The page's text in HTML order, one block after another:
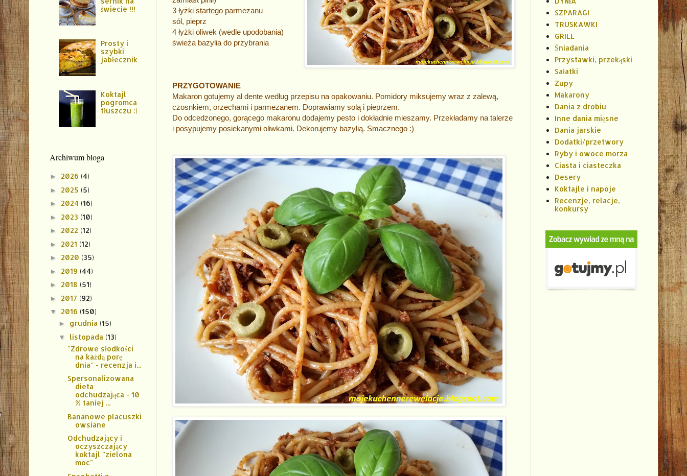
3 łyżki startego parmezanu
sól, pieprz
4 łyżki oliwek (wedle upodobania)
świeża bazylia do przybrania
PRZYGOTOWANIE
Makaron gotujemy al dente według przepisu na opakowaniu. Pomidory miksujemy wraz z zalewą,
czosnkiem, orzechami i parmezanem. Doprawiamy solą i pieprzem.
Do odcedzonego, gorącego makaronu dodajemy pesto i dokładnie mieszamy. Przekładamy na talerze
i posypujemy posiekanymi oliwkami. Dekorujemy bazylią. Smacznego :)
świecie !!!
Prosty i
szybki
jabłecznik
Koktajl
pogromca
tłuszczu :)
Archiwum bloga
► 2026 (4)
► 2025 (5)
► 2024 (16)
► 2023 (10)
► 2022 (12)
► 2021 (12)
► 2020 (35)
► 2019 (44)
► 2018 (51)
► 2017 (92)
▼ 2016 (150)
► grudnia (15)
▼ listopada (13)
"Zdrowe słodkości
na każdą porę
dnia" - recenzja i...
Spersonalizowana
dieta
odchudzająca - 10
% taniej ...
Bananowe placuszki
owsiane
Odchudzający i
oczyszczający
koktajl "zielona
moc"
SZPARAGI
TRUSKAWKI
GRILL
Śniadania
Przystawki, przekąski
Sałatki
Zupy
Makarony
Dania z drobiu
Inne dania mięsne
Dania jarskie
Dodatki/przetwory
Ryby i owoce morza
Ciasta i ciasteczka
Desery
Koktajle i napoje
Recenzje, relacje,
konkursy